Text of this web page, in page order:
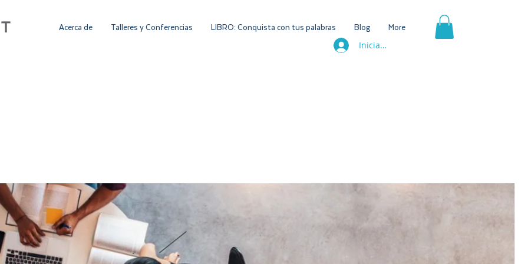
Acerca de Talleres y Conferencias LIBRO: Conquista con tus palabras Blog More
Iniciar sesión